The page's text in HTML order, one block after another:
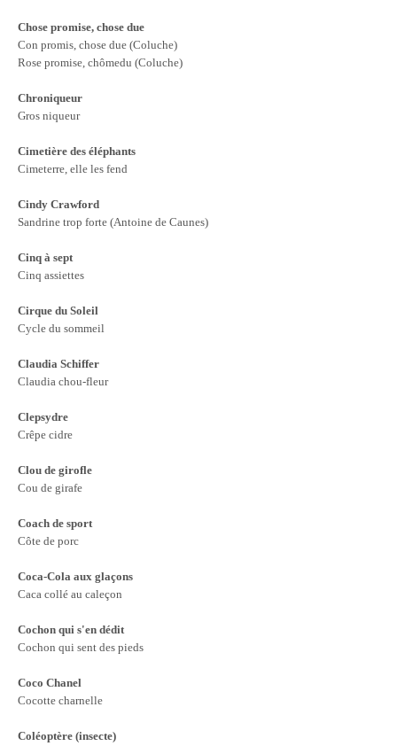
Chose promise, chose due
Con promis, chose due (Coluche)
Rose promise, chômedu (Coluche)
Chroniqueur
Gros niqueur
Cimetière des éléphants
Cimeterre, elle les fend
Cindy Crawford
Sandrine trop forte (Antoine de Caunes)
Cinq à sept
Cinq assiettes
Cirque du Soleil
Cycle du sommeil
Claudia Schiffer
Claudia chou-fleur
Clepsydre
Crêpe cidre
Clou de girofle
Cou de girafe
Coach de sport
Côte de porc
Coca-Cola aux glaçons
Caca collé au caleçon
Cochon qui s'en dédit
Cochon qui sent des pieds
Coco Chanel
Cocotte charnelle
Coléoptère (insecte)